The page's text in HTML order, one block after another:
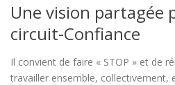
Une vision partagée
circuit-Confiance
Il convient de faire « STOP » et de
travailler ensemble, collectivement,